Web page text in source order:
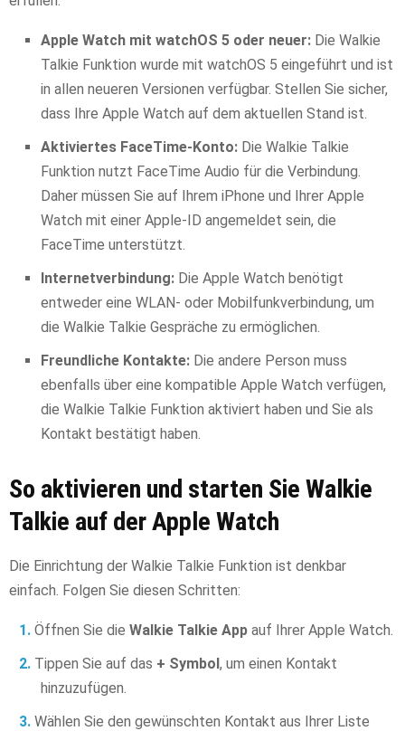
Apple Watch mit watchOS 5 oder neuer: Die Walkie
Talkie Funktion wurde mit watchOS 5 eingeführt und ist
in allen neueren Versionen verfügbar. Stellen Sie sicher,
dass Ihre Apple Watch auf dem aktuellen Stand ist.
Aktiviertes FaceTime-Konto: Die Walkie Talkie
Funktion nutzt FaceTime Audio für die Verbindung.
Daher müssen Sie auf Ihrem iPhone und Ihrer Apple
Watch mit einer Apple-ID angemeldet sein, die
FaceTime unterstützt.
Internetverbindung: Die Apple Watch benötigt
entweder eine WLAN- oder Mobilfunkverbindung, um
die Walkie Talkie Gespräche zu ermöglichen.
Freundliche Kontakte: Die andere Person muss
ebenfalls über eine kompatible Apple Watch verfügen,
die Walkie Talkie Funktion aktiviert haben und Sie als
Kontakt bestätigt haben.
So aktivieren und starten Sie Walkie
Talkie auf der Apple Watch
Die Einrichtung der Walkie Talkie Funktion ist denkbar
einfach. Folgen Sie diesen Schritten:
Öffnen Sie die Walkie Talkie App auf Ihrer Apple Watch.
Tippen Sie auf das + Symbol, um einen Kontakt
hinzuzufügen.
Wählen Sie den gewünschten Kontakt aus Ihrer Liste